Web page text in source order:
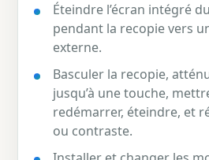
Éteindre l’écran intégré
pendant la recopie vers
externe.
Basculer la recopie,
jusqu’à une touche,
redémarrer, éteindre, et
ou contraste.